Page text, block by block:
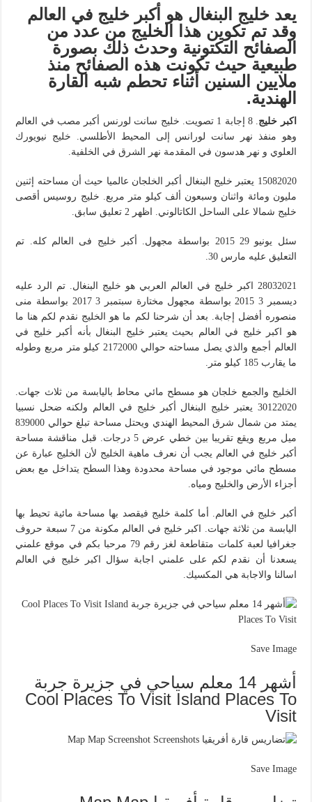
يعد خليج البنغال هو أكبر خليج في العالم
وقد تم تكوين هذا الخليج من عدد من
الصفائح التكتونية وحدث ذلك بصورة
طبيعية حيث تكونت هذه الصفائح منذ
ملايين السنين أثناء تحطم شبه القارة
الهندية.
اكبر خليج
. 8 إجابة 1 تصويت. خليج سانت لورنس أكبر مصب في العالم
وهو منفذ نهر سانت لورانس إلى المحيط الأطلسي. خليج نيويورك
العلوي و نهر هدسون في المقدمة نهر الشرق في الخلفية.
15082020 يعتبر خليج البنغال أكبر الخلجان عالميا حيث أن مساحته إثنين
مليون ومائة واثنان وسبعون ألف كيلو متر مربع. خليج روسيس أقصى
خليج شمالا على الساحل الكاتالوني. اظهر 2 تعليق سابق.
سئل يونيو 29 2015 بواسطة مجهول. أكبر خليج فى العالم كله. تم
التعليق عليه مارس 30.
28032021 اكبر خليج في العالم العربي هو خليج البنغال. تم الرد عليه
ديسمبر 3 2015 بواسطة مجهول مختارة سبتمبر 3 2017 بواسطة منى
منصوره أفضل إجابة. بعد أن شرحنا لكم ما هو الخليج نقدم لكم هنا ما
هو اكبر خليج في العالم بحيث يعتبر خليج البنغال بأنه أكبر خليج في
العالم أجمع والذي يصل مساحته حوالي 2172000 كيلو متر مربع وطوله
ما يقارب 185 كيلو متر.
الخليج والجمع خلجان هو مسطح مائي محاط باليابسة من ثلاث جهات.
30122020 يعتبر خليج البنغال أكبر خليج في العالم ولكنه ضحل نسبيا
يمتد من شمال شرق المحيط الهندي ويحتل مساحة تبلغ حوالي 839000
ميل مربع ويقع تقريبا بين خطي عرض 5 درجات. قبل مناقشة مساحة
أكبر خليج في العالم يجب أن نعرف ماهية الخليج لأن الخليج عبارة عن
مسطح مائي موجود في مساحة محدودة وهذا السطح يتداخل مع بعض
أجزاء الأرض والخليج ومياه.
أكبر خليج في العالم. أما كلمة خليج فيقصد بها مساحة مائية تحيط بها
اليابسة من ثلاثة جهات. اكبر خليج في العالم مكونة من 7 سبعة حروف
جغرافيا لعبة كلمات متقاطعة لغز رقم 79 مرحبا بكم في موقع علمني
يسعدنا أن نقدم لكم على علمني اجابة سؤال اكبر خليج في العالم
اسالنا والاجابة هي المكسيك.
Save Image
أشهر 14 معلم سياحي في جزيرة جربة
Cool Places To Visit Island Places To
Visit
Save Image